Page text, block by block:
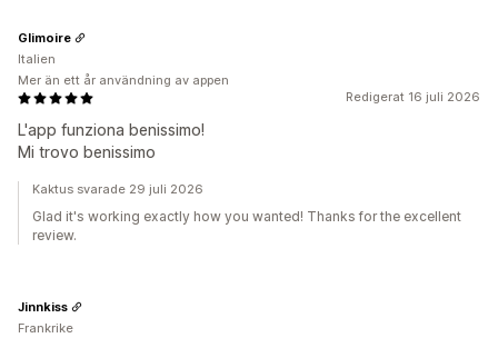
Redigerat 16 juli 2026
L'app funziona benissimo!
Mi trovo benissimo
Glimoire
Italien
Mer än ett år användning av appen
Kaktus svarade 29 juli 2026
Glad it's working exactly how you wanted! Thanks for the excellent
review.
Jinnkiss
Frankrike